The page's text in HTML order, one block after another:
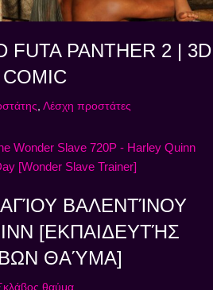
FUTA PANTHER 2 | 3D
COMIC
Λέσχη προστάτες
ΒΑΛΕΝΤΊΝΟΥ
[ΕΚΠΑΙΔΕΥΤΉΣ
ΘΑΎΜΑ]
θαύμα